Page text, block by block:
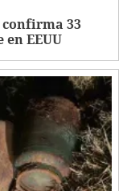
confirma 33
EEUU